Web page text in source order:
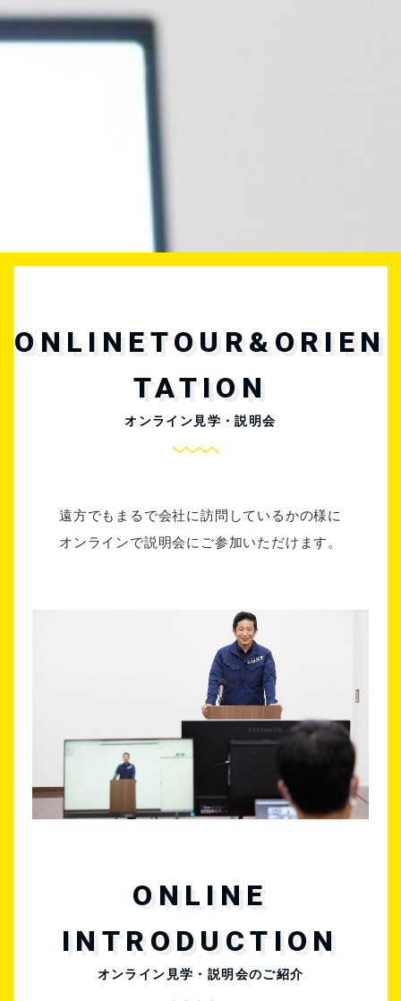
ONLINETOUR&ORIEN
TATION
オンライン見学・説明会
遠方でもまるで会社に訪問しているかの様に
オンラインで説明会にご参加いただけます。
ONLINE
INTRODUCTION
オンライン見学・説明会のご紹介